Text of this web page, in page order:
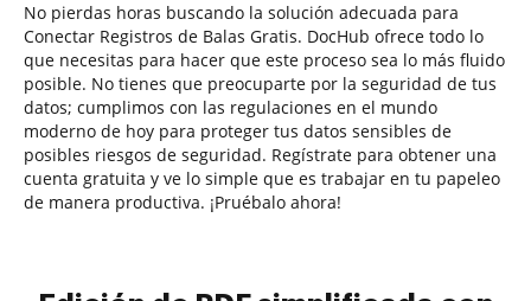
No pierdas horas buscando la solución adecuada para
Conectar Registros de Balas Gratis. DocHub ofrece todo lo
que necesitas para hacer que este proceso sea lo más fluido
posible. No tienes que preocuparte por la seguridad de tus
datos; cumplimos con las regulaciones en el mundo
moderno de hoy para proteger tus datos sensibles de
posibles riesgos de seguridad. Regístrate para obtener una
cuenta gratuita y ve lo simple que es trabajar en tu papeleo
de manera productiva. ¡Pruébalo ahora!